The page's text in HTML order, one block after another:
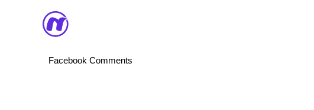
Facebook Comments